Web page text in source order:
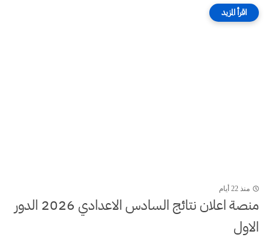
منذ 22 أيام
منصة اعلان نتائج السادس الاعدادي 2026 الدور
الاول